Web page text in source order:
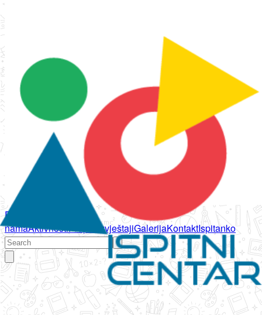
Početna
namaAktivnostiPropisi IzvještajiGalerijaKontaktIspitanko